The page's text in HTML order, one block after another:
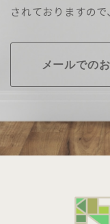
されておりますの
メールでの